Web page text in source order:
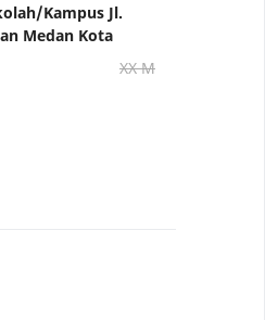
Kampus Jl.
Medan Kota
XX M